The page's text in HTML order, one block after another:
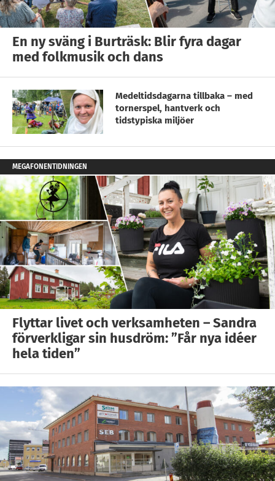
En ny sväng i Burträsk: Blir fyra dagar
med folkmusik och dans
Medeltidsdagarna tillbaka – med
tornerspel, hantverk och
tidstypiska miljöer
MEGAFONENTIDNINGEN
Flyttar livet och verksamheten – Sandra
förverkligar sin husdröm: ”Får nya idéer
hela tiden”